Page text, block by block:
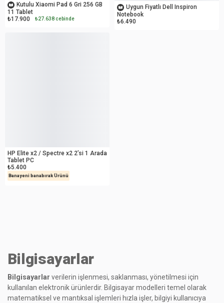
Kutulu Xiaomi Pad 6 Gri 256 GB
11 Tablet
₺17.900
₺27.638 cebinde
HP Elite x2 / Spectre x2 2’si 1 Arada
Tablet PC
₺5.400
Banayeni banabırak Ürünü
Uygun Fiyatlı Dell Inspiron
Notebook
₺6.490
Bilgisayarlar
Bilgisayarlar verilerin işlenmesi, saklanması, yönetilmesi için
kullanılan elektronik ürünlerdir. Bilgisayar modelleri temel olarak
matematiksel ve mantıksal işlemleri hızla işler, bilgiyi kullanıcıya